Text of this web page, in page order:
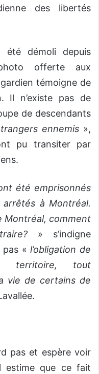
des libertés
été démoli depuis
offerte aux
témoigne de
Il n’existe pas de
de descendants
ennemis»,
pu transiter par
été emprisonnés
à Montréal.
Montréal, comment
» s’indigne
pas «l’obligation de
territoire, tout
vie de certains de
pas et espère voir
estime que ce fait